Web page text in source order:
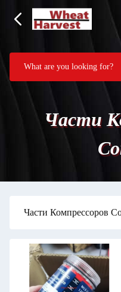
Части
Части Компрессоров